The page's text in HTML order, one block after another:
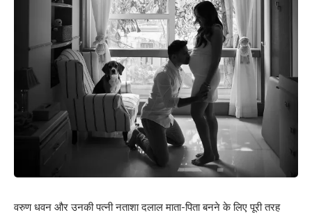
वरुण धवन और उनकी पत्नी नताशा दलाल माता-पिता बनने के लिए पूरी तरह